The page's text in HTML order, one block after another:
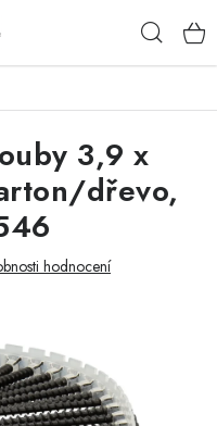
3,9 x
dřevo,
hodnocení